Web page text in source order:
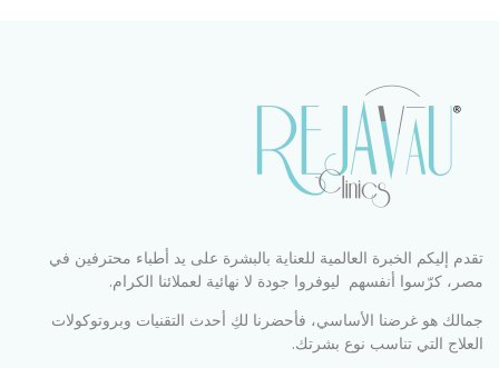
تقدم إليكم الخبرة العالمية للعناية بالبشرة على يد أطباء محترفين في
مصر، كرّسوا أنفسهم ليوفروا جودة لا نهائية لعملائنا الكرام.
جمالك هو غرضنا الأساسي، فأحضرنا لكِ أحدث التقنيات وبروتوكولات
العلاج التي تناسب نوع بشرتك.